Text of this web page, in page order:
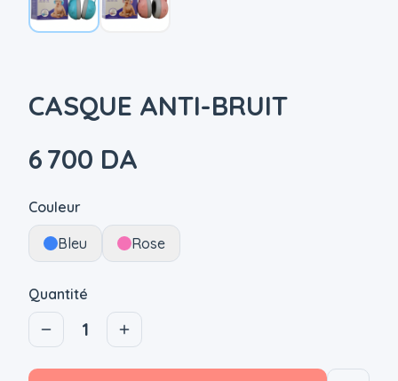
CASQUE ANTI-BRUIT
6 700 DA
Couleur
Bleu Rose
Quantité
1